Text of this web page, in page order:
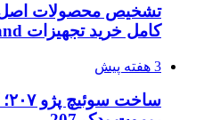
تشخیص محصولات اصل
کامل خرید تجهیزات Legrand
3 هفته پیش